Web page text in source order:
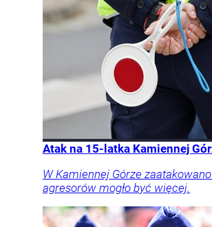
Atak na 15-latka Kamiennej
W Kamiennej Górze
agresorów mogło być więcej.